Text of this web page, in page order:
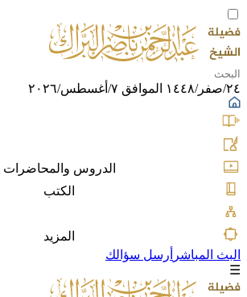
٢٤/صفر/١٤٤٨ الموافق ٧/أغسطس/٢٠٢٦
الدروس والمحاضرات
الكتب
المزيد
البث المباشر أرسل سؤالك
☰